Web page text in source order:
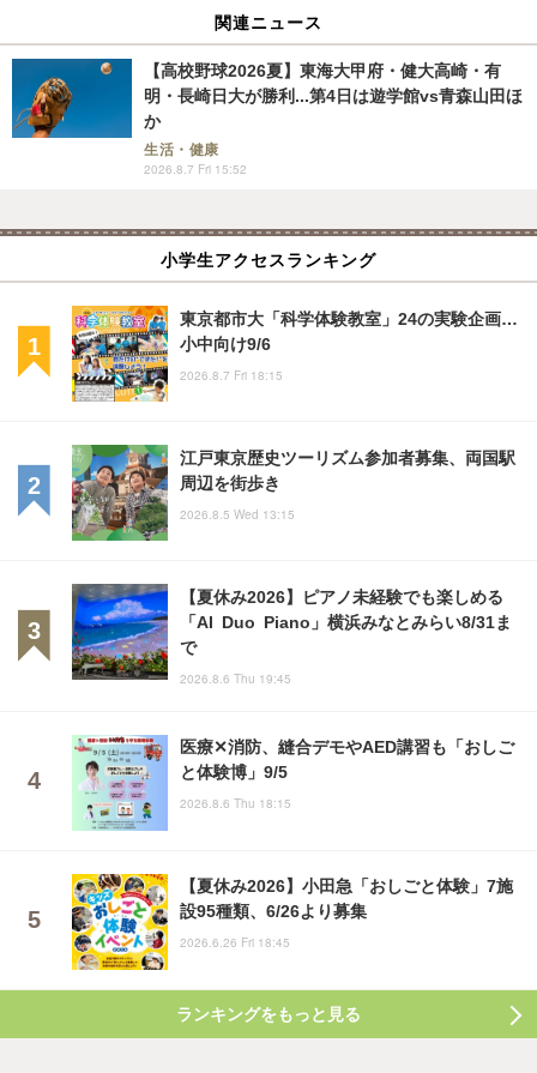
関連ニュース
【高校野球2026夏】東海大甲府・健大高崎・有
明・長崎日大が勝利...第4日は遊学館vs青森山田ほ
か
生活・健康
2026.8.7 Fri 15:52
小学生アクセスランキング
東京都市大「科学体験教室」24の実験企画…
小中向け9/6
2026.8.7 Fri 18:15
江戸東京歴史ツーリズム参加者募集、両国駅
周辺を街歩き
2026.8.5 Wed 13:15
【夏休み2026】ピアノ未経験でも楽しめる
「AI Duo Piano」横浜みなとみらい8/31ま
で
2026.8.6 Thu 19:45
医療✕消防、縫合デモやAED講習も「おしご
と体験博」9/5
2026.8.6 Thu 18:15
【夏休み2026】小田急「おしごと体験」7施
設95種類、6/26より募集
2026.6.26 Fri 18:45
ランキングをもっと見る